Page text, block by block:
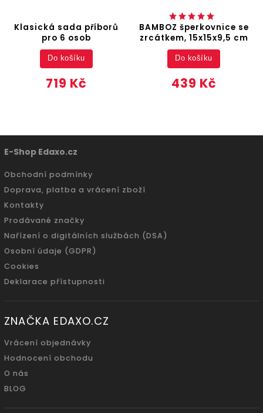
Klasická sada příborů
pro 6 osob
719 Kč
Do košíku
BAMBOZ šperkovnice se
zrcátkem, 15x15x9,5 cm
439 Kč
Do košíku
E-Shop Edaxo.cz
Obchodní podmínky
Doprava, platba a vrácení zboží
Kontakty
Prodávané značky
Nařízení o digitálních službách (DSA)
Osobní údaje (GDPR)
Cookies
Deklarace přístupnosti
ZNAČKA EDAXO.CZ
Vrácení objednávky
Hodnocení obchodu
O nás
BLOG